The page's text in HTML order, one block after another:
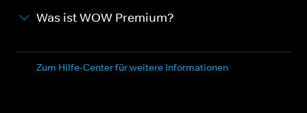
Was ist WOW Premium?
Zum Hilfe-Center für weitere Informationen